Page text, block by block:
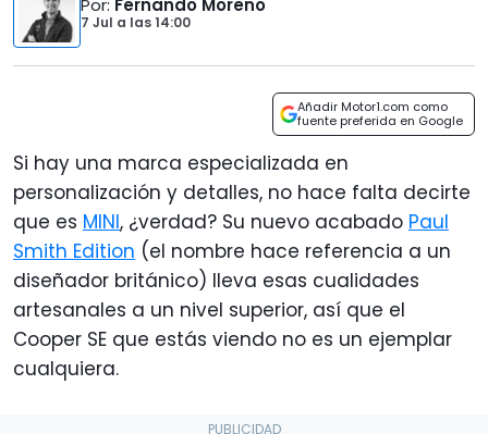
Por: Fernando Moreno
7 Jul a las14:00
Añadir Motor1.com como
fuente preferida en Google
Si hay una marca especializada en
personalización y detalles, no hace falta decirte
que es MINI, ¿verdad? Su nuevo acabado Paul
Smith Edition (el nombre hace referencia a un
diseñador británico) lleva esas cualidades
artesanales a un nivel superior, así que el
Cooper SE que estás viendo no es un ejemplar
cualquiera.